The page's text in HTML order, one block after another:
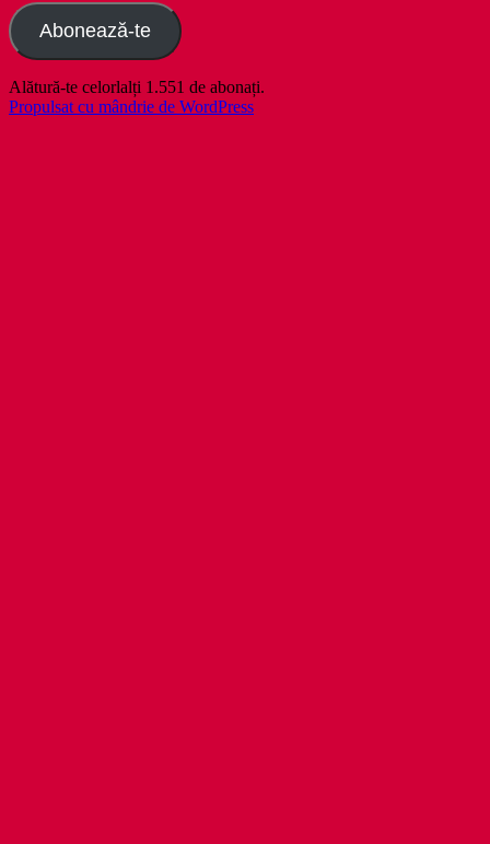
Abonează-te
Alătură-te celorlalți 1.551 de abonați.
Propulsat cu mândrie de WordPress